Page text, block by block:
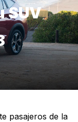
SUV
pasajeros de la